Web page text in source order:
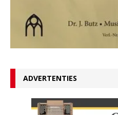
ADVERTENTIES